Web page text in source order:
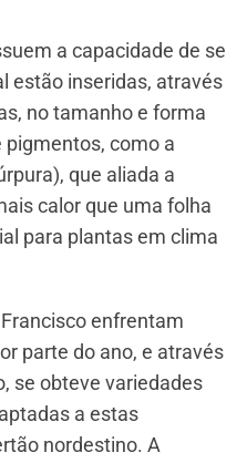
a capacidade de se
estão inseridas, através
no tamanho e forma
pigmentos, como a
que aliada a
calor que uma folha
para plantas em clima
enfrentam
parte do ano, e através
se obteve variedades
a estas
nordestino. A